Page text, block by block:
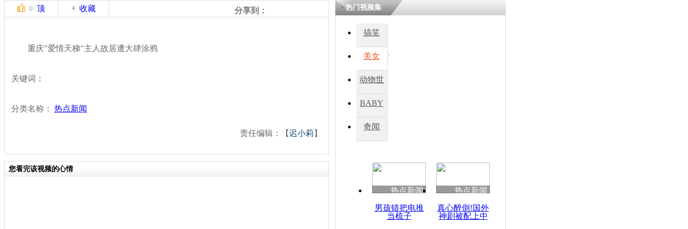
四川兴文苗乡上万人欢
度苗族花山节
0 顶 收藏 分享到：
重庆"爱情天梯"主人故居遭大肆涂鸦
关键词：
分类名称： 热点新闻
责任编辑：【迟小莉 】
您看完该视频的心情
热门视频集
搞笑
美女
动物世
BABY
秀
奇闻
热点新闻
男孩错把电推
当梳子
热点新闻
真心醉倒!国外
神剧被配上中